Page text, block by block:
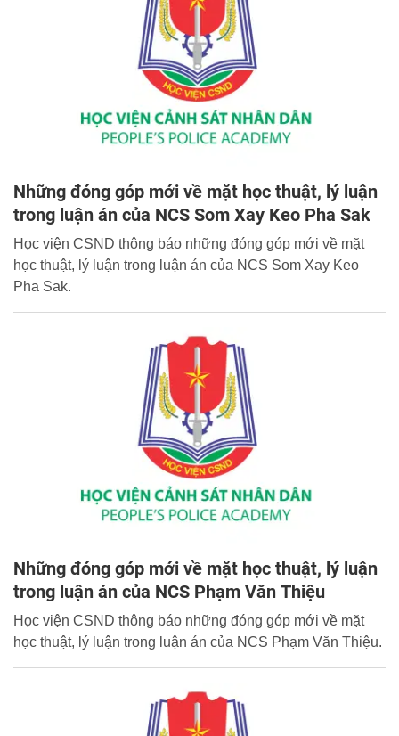
Những đóng góp mới về mặt học thuật, lý luận
trong luận án của NCS Som Xay Keo Pha Sak
Học viện CSND thông báo những đóng góp mới về mặt
học thuật, lý luận trong luận án của NCS Som Xay Keo
Pha Sak.
Những đóng góp mới về mặt học thuật, lý luận
trong luận án của NCS Phạm Văn Thiệu
Học viện CSND thông báo những đóng góp mới về mặt
học thuật, lý luận trong luận án của NCS Phạm Văn Thiệu.